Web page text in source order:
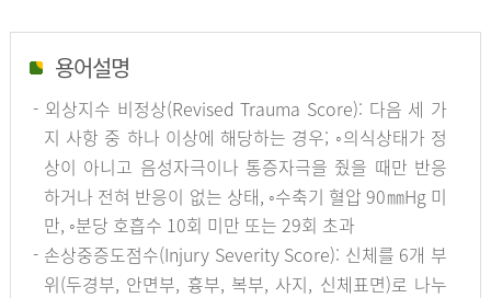
용어설명
- 외상지수 비정상(Revised Trauma Score): 다음 세 가
지 사항 중 하나 이상에 해당하는 경우; ◦의식상태가 정
상이 아니고 음성자극이나 통증자극을 줬을 때만 반응
하거나 전혀 반응이 없는 상태, ◦수축기 혈압 90㎜Hg 미
만, ◦분당 호흡수 10회 미만 또는 29회 초과
- 손상중증도점수(Injury Severity Score): 신체를 6개 부
위(두경부, 안면부, 흉부, 복부, 사지, 신체표면)로 나누